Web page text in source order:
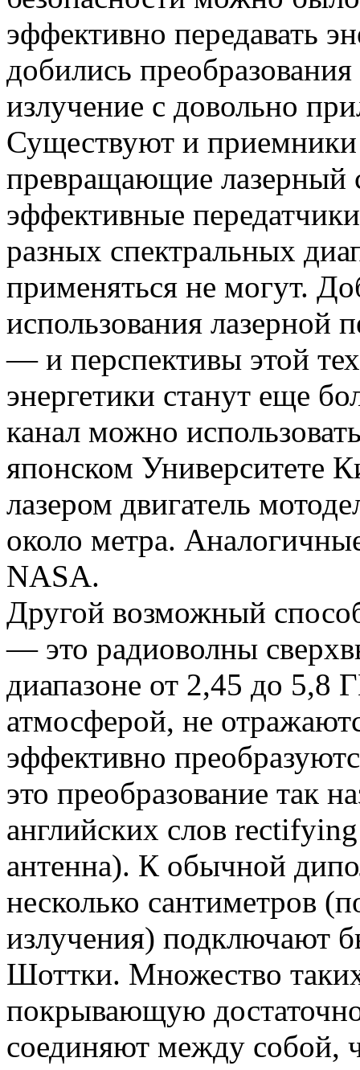
эффективно передавать
добились
излучение с довольно
Существуют и
превращающие лазерный
эффективные
разных спектральных
применяться не могут.
использования лазерной
— и перспективы этой
энергетики станут еще
канал можно
японском Университете
лазером двигатель
около метра.
NASA.
Другой возможный
— это радиоволны
диапазоне от 2,45 до 5,8
атмосферой, не
эффективно
это преобразование так
английских слов
антенна). К обычной
несколько сантиметров
излучения) подключают
Шоттки. Множество
покрывающую
соединяют между собой,